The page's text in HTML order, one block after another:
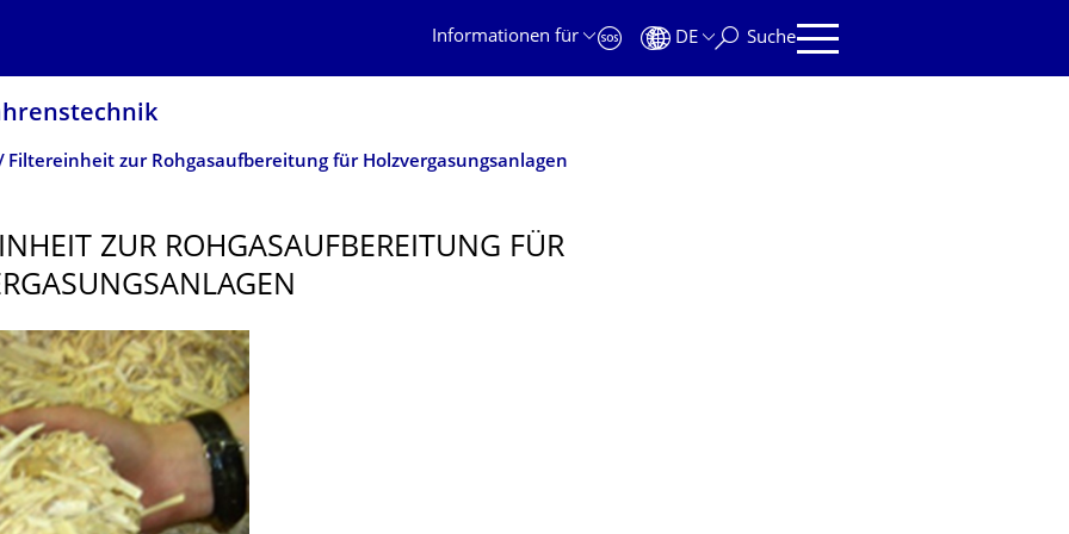
Informationen für
DE Suche
Filtereinheit zur Rohgasaufbereitung für Holzvergasungsanlagen
ZUR ROHGASAUFBEREI­TUNG FÜR